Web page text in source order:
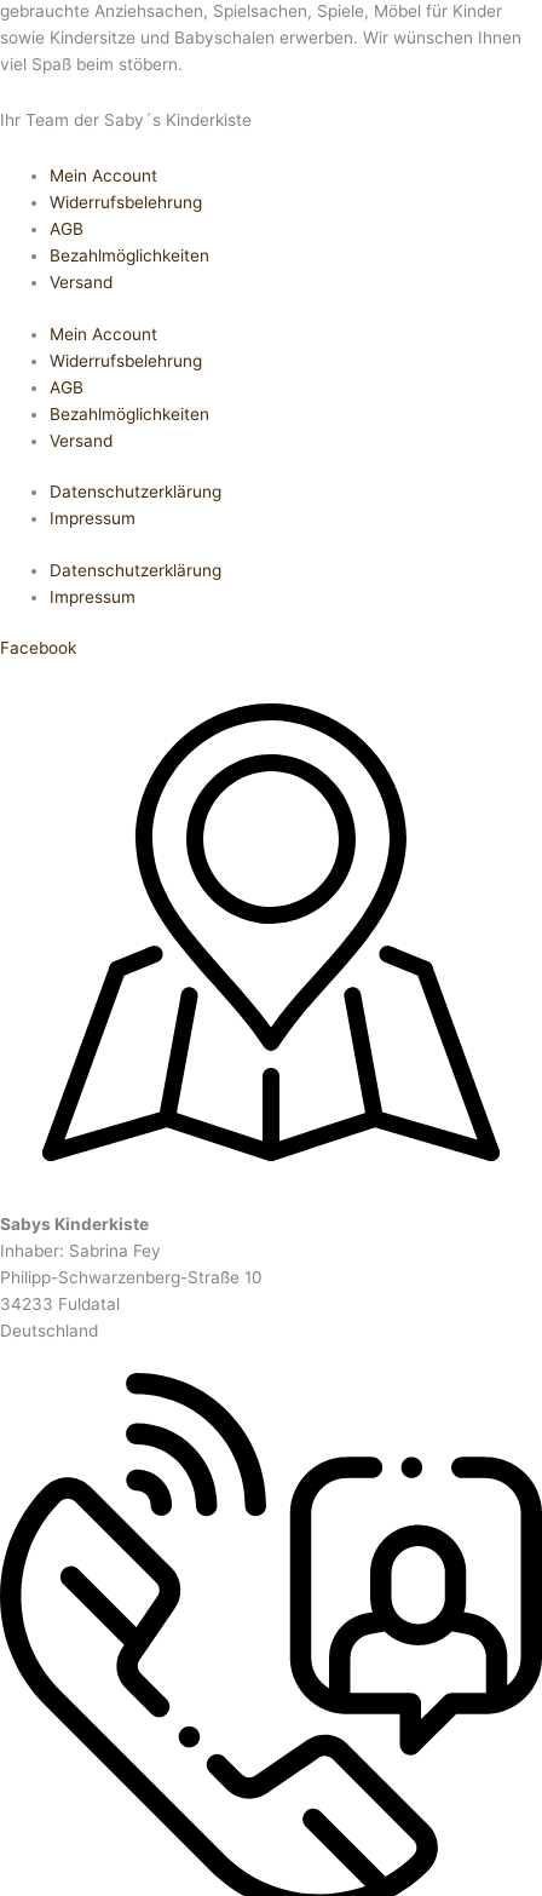
gebrauchte Anziehsachen, Spiel­sachen, Spiele, Möbel für Kinder
sowie Kindersitze und Babyschalen erwerben. Wir wünschen Ihnen
viel Spaß beim stöbern.
Ihr Team der Saby´s Kinderkiste
Mein Account
Widerrufsbelehrung
AGB
Bezahlmöglichkeiten
Versand
Mein Account
Widerrufsbelehrung
AGB
Bezahlmöglichkeiten
Versand
Datenschutzerklärung
Impressum
Datenschutzerklärung
Impressum
Facebook
Sabys Kinderkiste
Inhaber: Sabrina Fey
Philipp-Schwarzenberg-Straße 10
34233 Fuldatal
Deutschland